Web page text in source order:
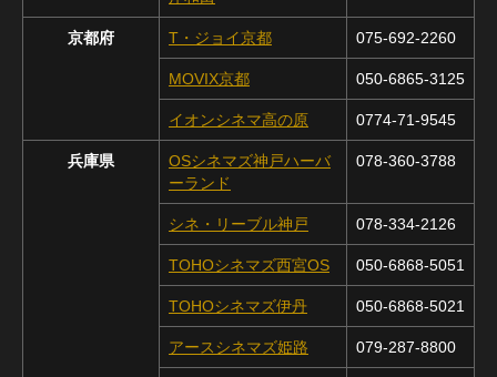
京都府 T・ジョイ京都 075-692-2260
MOVIX京都 050-6865-3125
イオンシネマ高の原 0774-71-9545
兵庫県
OSシネマズ神戸ハーバ
ーランド
078-360-3788
シネ・リーブル神戸 078-334-2126
TOHOシネマズ西宮OS 050-6868-5051
TOHOシネマズ伊丹 050-6868-5021
アースシネマズ姫路 079-287-8800